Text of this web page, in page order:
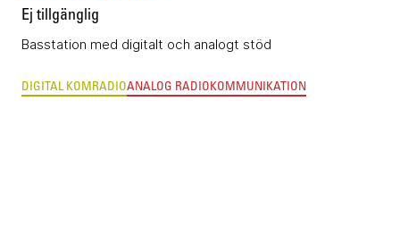
Ej tillgänglig
Basstation med digitalt och analogt stöd
DIGITAL KOMRADIOANALOG RADIOKOMMUNIKATION